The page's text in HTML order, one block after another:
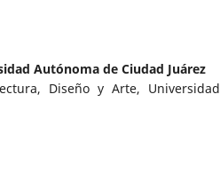
Autónoma de Ciudad Juárez
Diseño y Arte, Universidad